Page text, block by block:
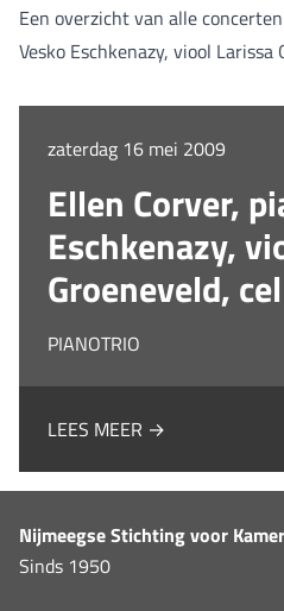
Een overzicht van alle
Vesko Eschkenazy, viool
zaterdag 16 mei 2009
Ellen Corver,
Eschkenazy,
Groeneveld,
PIANOTRIO
LEES MEER →
Nijmeegse Stichting voor
Sinds 1950